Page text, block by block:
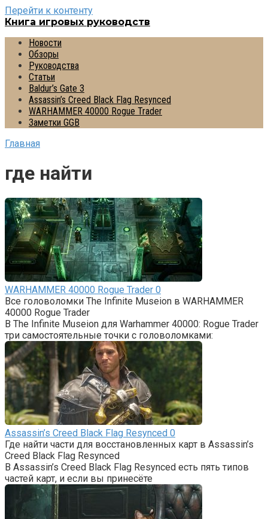
Перейти к контенту
Книга игровых руководств
Новости
Обзоры
Руководства
Статьи
Baldur’s Gate 3
Assassin’s Creed Black Flag Resynced
WARHAMMER 40000 Rogue Trader
Заметки GGB
Главная
где найти
WARHAMMER 40000 Rogue Trader 0
Все головоломки The Infinite Museion в WARHAMMER
40000 Rogue Trader
В The Infinite Museion для Warhammer 40000: Rogue Trader
три самостоятельные точки с головоломками:
Assassin’s Creed Black Flag Resynced 0
Где найти части для восстановленных карт в Assassin’s
Creed Black Flag Resynced
В Assassin’s Creed Black Flag Resynced есть пять типов
частей карт, и если вы принесёте